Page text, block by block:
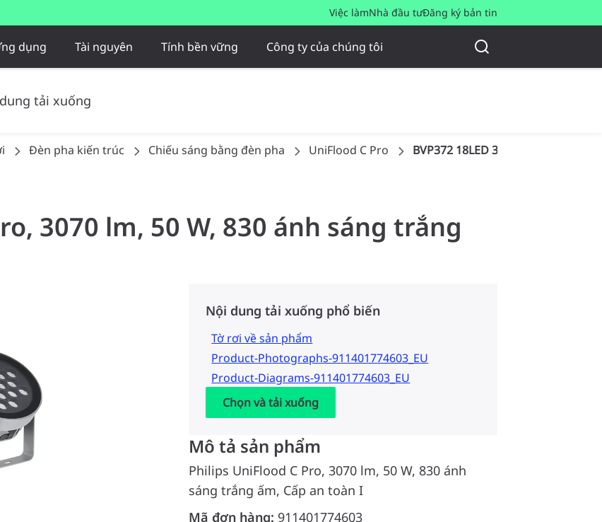
Việc làmNhà đầu tưĐăng ký bản tin
dụng Tài nguyên Tính bền vững Công ty của chúng tôi
tải xuống
Đèn pha kiến trúc Chiếu sáng bằng đèn pha UniFlood C Pro BVP372 18LED 30K 220V 10 50W HP
3070 lm, 50 W, 830 ánh sáng trắng
Nội dung tải xuống phổ biến
Tờ rơi về sản phẩm
Product-Photographs-911401774603_EU
Product-Diagrams-911401774603_EU
Chọn và tải xuống
Mô tả sản phẩm
Philips UniFlood C Pro, 3070 lm, 50 W, 830 ánh
sáng trắng ấm, Cấp an toàn I
Mã đơn hàng: 911401774603